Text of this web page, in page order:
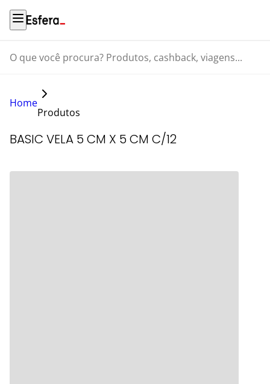
O que você procura? Produtos, cashback, viagens...
Home
Produtos
BASIC VELA 5 CM X 5 CM C/12